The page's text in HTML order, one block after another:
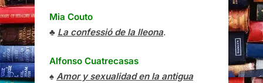
Mia Couto
♣ La confessió de la lleona.
Alfonso Cuatrecasas
♠ Amor y sexualidad en la antigua